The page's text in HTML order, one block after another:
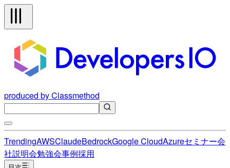
produced by Classmethod
TrendingAWSClaudeBedrockGoogle CloudAzureセミナー会
社説明会勉強会事例採用